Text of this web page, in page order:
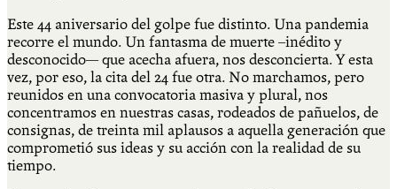
Este 44 aniversario del golpe fue distinto. Una pandemia
recorre el mundo. Un fantasma de muerte –inédito y
desconocido— que acecha afuera, nos desconcierta. Y esta
vez, por eso, la cita del 24 fue otra. No marchamos, pero
reunidos en una convocatoria masiva y plural, nos
concentramos en nuestras casas, rodeados de pañuelos, de
consignas, de treinta mil aplausos a aquella generación que
comprometió sus ideas y su acción con la realidad de su
tiempo.